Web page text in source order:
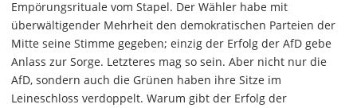
Empörungsrituale vom Stapel. Der Wähler habe mit
überwältigender Mehrheit den demokratischen Parteien der
Mitte seine Stimme gegeben; einzig der Erfolg der AfD gebe
Anlass zur Sorge. Letzteres mag so sein. Aber nicht nur die
AfD, sondern auch die Grünen haben ihre Sitze im
Leineschloss verdoppelt. Warum gibt der Erfolg der